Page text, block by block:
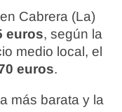
Cabrera (La)
euros, según la
medio local, el
euros.
más barata y la